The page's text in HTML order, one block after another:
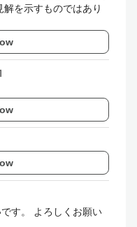
を示すものではあり
す。 よろしくお願い